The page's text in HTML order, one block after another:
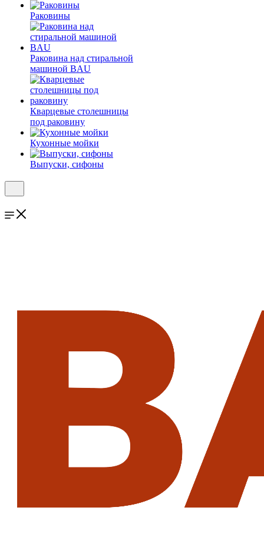
Раковины
Раковина над стиральной
машиной BAU
Кварцевые столешницы
под раковину
Кухонные мойки
Выпуски, сифоны